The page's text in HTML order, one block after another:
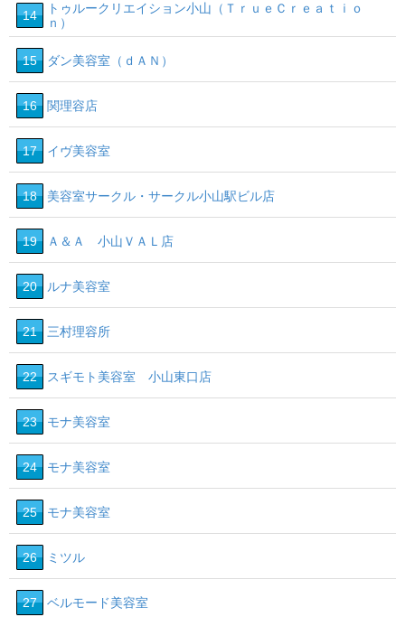
14
トゥルークリエイション小山（ＴｒｕｅＣｒｅａｔｉｏ
ｎ）
15 ダン美容室（ｄＡＮ）
16 関理容店
17 イヴ美容室
18 美容室サークル・サークル小山駅ビル店
19 Ａ＆Ａ 小山ＶＡＬ店
20 ルナ美容室
21 三村理容所
22 スギモト美容室 小山東口店
23 モナ美容室
24 モナ美容室
25 モナ美容室
26 ミツル
27 ベルモード美容室